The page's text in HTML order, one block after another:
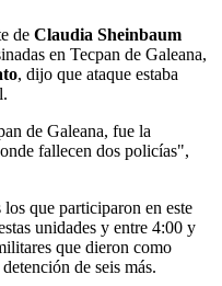
de Claudia Sheinbaum
en Tecpan de Galeana,
, dijo que ataque estaba
de Galeana, fue la
fallecen dos policías",
que participaron en este
unidades y entre 4:00 y
que dieron como
de seis más.